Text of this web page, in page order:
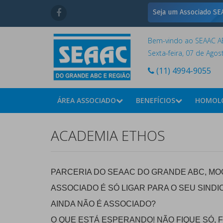
Seja um Associado
Bem-vindo ao SEAAC
Sexta-feira, 07 de
(11) 4994-9055
ÁREA ASSOCIADO BENEFÍCIOS
ACADEMIA ETHOS
PARCERIA DO SEAAC DO GRANDE ABC,
ASSOCIADO É SÓ LIGAR PARA O SEU
AINDA NÃO É ASSOCIADO?
O QUE ESTÁ ESPERANDO! NÃO FIQUE SÓ,